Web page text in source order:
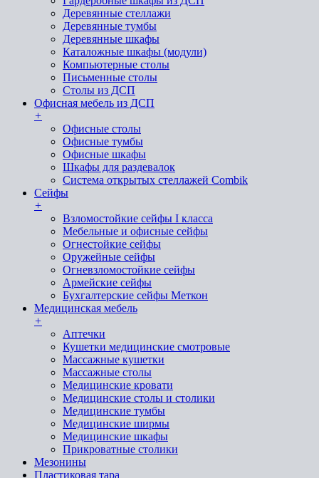
Деревянные стеллажи
Деревянные тумбы
Деревянные шкафы
Каталожные шкафы (модули)
Компьютерные столы
Письменные столы
Столы из ДСП
Офисная мебель из ДСП
+
Офисные столы
Офисные тумбы
Офисные шкафы
Шкафы для раздевалок
Система открытых стеллажей Combik
Сейфы
+
Взломостойкие сейфы I класса
Мебельные и офисные сейфы
Огнестойкие сейфы
Оружейные сейфы
Огневзломостойкие сейфы
Армейские сейфы
Бухгалтерские сейфы Меткон
Медицинская мебель
+
Аптечки
Кушетки медицинские смотровые
Массажные кушетки
Массажные столы
Медицинские кровати
Медицинские столы и столики
Медицинские тумбы
Медицинские ширмы
Медицинские шкафы
Прикроватные столики
Мезонины
Пластиковая тара